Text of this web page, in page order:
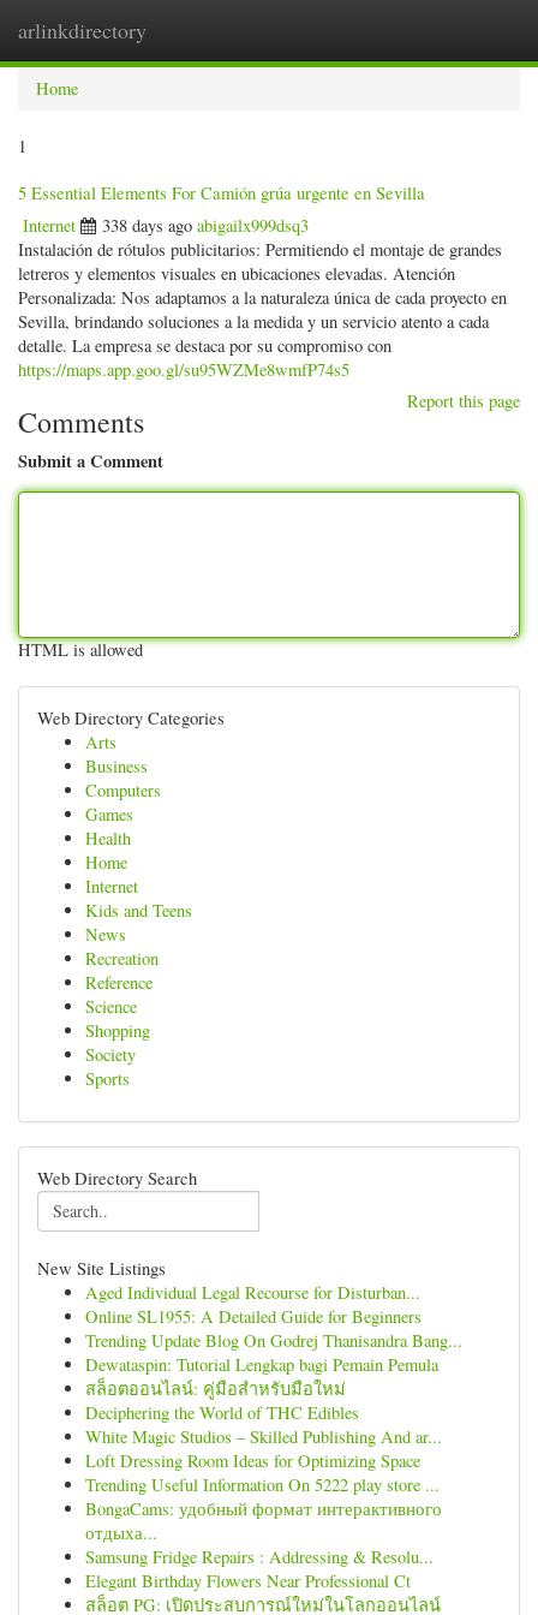
arlinkdirectory
Home
1
5 Essential Elements For Camión grúa urgente en Sevilla
Internet 338 days ago abigailx999dsq3
Instalación de rótulos publicitarios: Permitiendo el montaje de grandes
letreros y elementos visuales en ubicaciones elevadas. Atención
Personalizada: Nos adaptamos a la naturaleza única de cada proyecto en
Sevilla, brindando soluciones a la medida y un servicio atento a cada
detalle. La empresa se destaca por su compromiso con
https://maps.app.goo.gl/su95WZMe8wmfP74s5
Report this page
Comments
Submit a Comment
HTML is allowed
Web Directory Categories
Arts
Business
Computers
Games
Health
Home
Internet
Kids and Teens
News
Recreation
Reference
Science
Shopping
Society
Sports
Web Directory Search
New Site Listings
Aged Individual Legal Recourse for Disturban...
Online SL1955: A Detailed Guide for Beginners
Trending Update Blog On Godrej Thanisandra Bang...
Dewataspin: Tutorial Lengkap bagi Pemain Pemula
สล็อตออนไลน์: คู่มือสำหรับมือใหม่
Deciphering the World of THC Edibles
White Magic Studios – Skilled Publishing And ar...
Loft Dressing Room Ideas for Optimizing Space
Trending Useful Information On 5222 play store ...
BongaCams: удобный формат интерактивного
отдыха...
Samsung Fridge Repairs : Addressing & Resolu...
Elegant Birthday Flowers Near Professional Ct
สล็อต PG: เปิดประสบการณ์ใหม่ในโลกออนไลน์